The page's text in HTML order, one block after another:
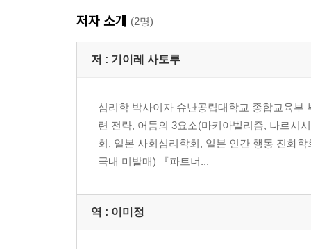
행동유전학 세 가지 법칙에서 본, 세 가지 특성
어둠의 3요소라는 개념을 알아둘 때의 장점
리더의 위치에 올라가는 사람이 많다 - 나르시시스
성공하기 쉽고, 연봉이 높다? - 나르시시스트의 장
관련성의 초콜릿 케이크 이론 - 나르시시스트의 장
‘나르시시즘 악마’의 민낯
마키아벨리안이 사회에서 올바른 행동을 취하는
저자 소개 (2명)
저 : 기이레 사토루
심리학 박사이자 슈난공립대학교 종합교육부
련 전략, 어둠의 3요소(마키아벨리즘, 나르시
회, 일본 사회심리학회, 일본 인간 행동 진화
국내 미발매) 『파트너...
역 : 이미정